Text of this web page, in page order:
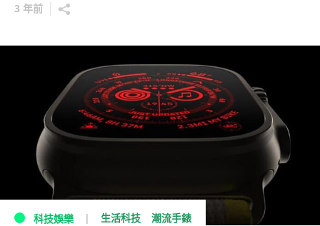
3 年前
科技娛樂 生活科技 潮流手錶